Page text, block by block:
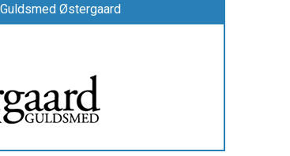
Østergaard